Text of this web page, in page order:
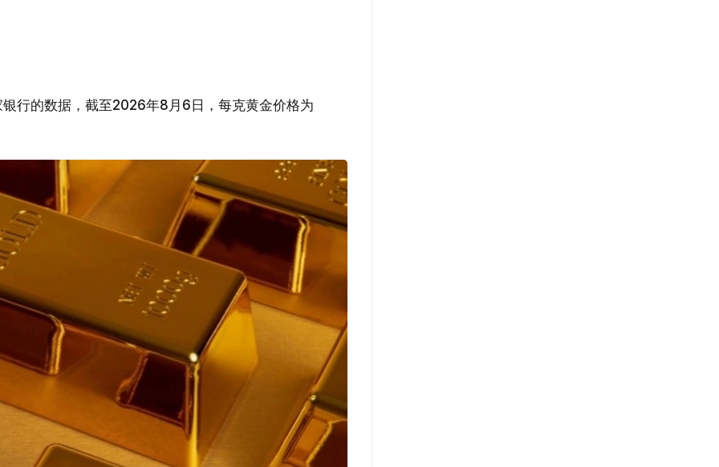
银行的数据，截至2026年8月6日，每克黄金价格为